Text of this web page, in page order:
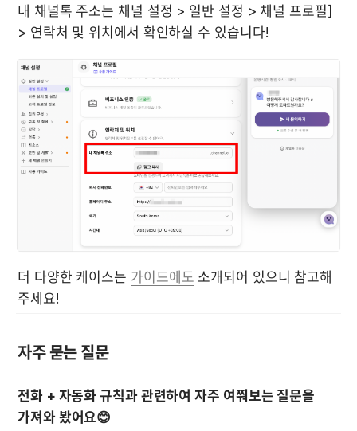
내 채널톡 주소는 채널 설정 > 일반 설정 > 채널 프로필]
더 다양한 케이스는 가이드에도 소개되어 있으니 참고해
주세요!
자주 묻는 질문
전화 + 자동화 규칙과 관련하여 자주 여쭤보는 질문을
가져와 봤어요😊